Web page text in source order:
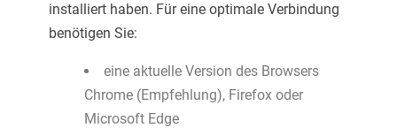
installiert haben. Für eine optimale Verbindung
benötigen Sie:
eine aktuelle Version des Browsers
Chrome (Empfehlung), Firefox oder
Microsoft Edge